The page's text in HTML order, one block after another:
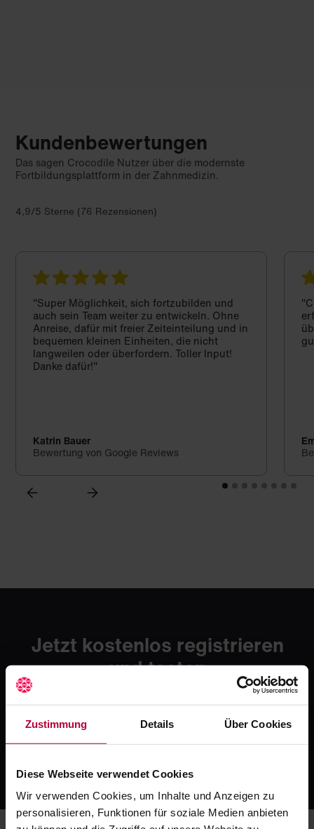
Zustimmung Details Über Cookies
Diese Webseite verwendet Cookies
Wir verwenden Cookies, um Inhalte und Anzeigen zu
personalisieren, Funktionen für soziale Medien anbieten
Kundenbewertungen
Das sagen Crocodile Nutzer über die modernste
Fortbildungsplattform in der Zahnmedizin.
4,9/5 Sterne (76 Rezensionen)
"Super Möglichkeit, sich fortzubilden und
auch sein Team weiter zu entwickeln. Ohne
Anreise, dafür mit freier Zeiteinteilung und in
bequemen kleinen Einheiten, die nicht
langweilen oder überfordern. Toller Input!
Danke dafür!"
Katrin Bauer
Bewertung von Google Reviews
Jetzt kostenlos registrieren
und testen
Erlebe mit Crocodile die moderne Art zahnmedizinischer
Fortbildung. Starte mit einer kostenlosen Testphase -